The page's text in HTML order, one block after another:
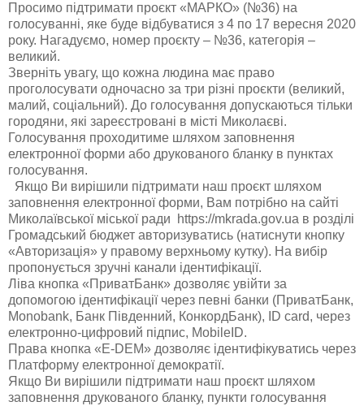
Просимо підтримати проєкт «МАРКО» (№36) на
голосуванні, яке буде відбуватися з 4 по 17 вересня 2020
року. Нагадуємо, номер проєкту – №36, категорія –
великий.
Зверніть увагу, що кожна людина має право
проголосувати одночасно за три різні проєкти (великий,
малий, соціальний). До голосування допускаються тільки
городяни, які зареєстровані в місті Миколаєві.
Голосування проходитиме шляхом заповнення
електронної форми або друкованого бланку в пунктах
голосування.
Якщо Ви вирішили підтримати наш проєкт шляхом
заповнення електронної форми, Вам потрібно на сайті
Миколаївської міської ради https://mkrada.gov.ua в розділі
Громадський бюджет авторизуватись (натиснути кнопку
«Авторизація» у правому верхньому кутку). На вибір
пропонується зручні канали ідентифікації.
Ліва кнопка «ПриватБанк» дозволяє увійти за
допомогою ідентифікації через певні банки (ПриватБанк,
Monobank, Банк Південний, КонкордБанк), ID card, через
електронно-цифровий підпис, MobileID.
Права кнопка «E-DEM» дозволяє ідентифікуватись через
Платформу електронної демократії.
Якщо Ви вирішили підтримати наш проєкт шляхом
заповнення друкованого бланку, пункти голосування